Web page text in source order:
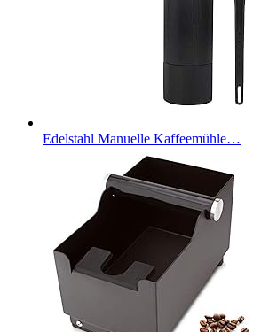
Edelstahl Manuelle Kaffeemühle…